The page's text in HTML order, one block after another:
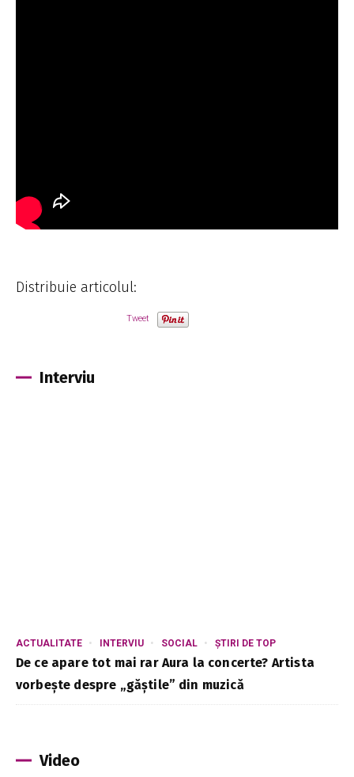
Distribuie articolul:
Tweet
Interviu
ACTUALITATE INTERVIU SOCIAL ȘTIRI DE TOP
De ce apare tot mai rar Aura la concerte? Artista
vorbește despre „găștile” din muzică
Video